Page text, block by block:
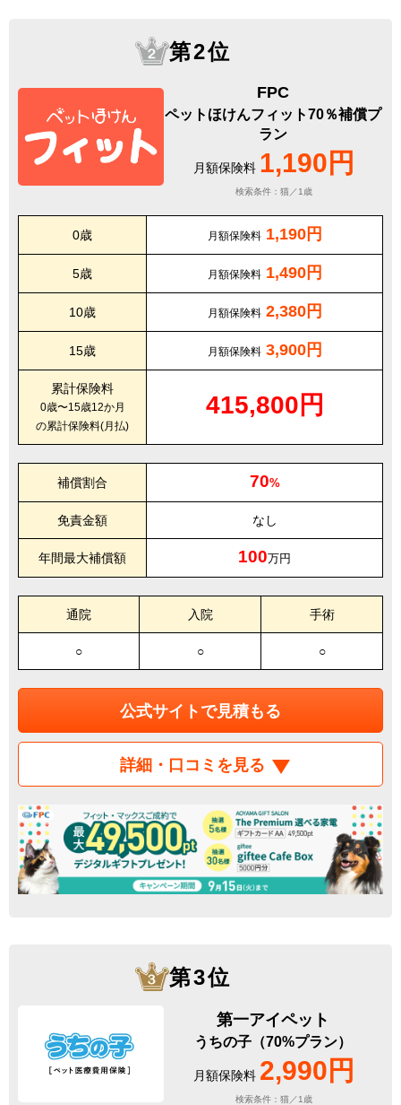
第2位
FPC
ペットほけんフィット70％補償プ
ラン
月額保険料 1,190円
検索条件：猫／1歳
0歳 月額保険料 1,190円
5歳 月額保険料 1,490円
10歳 月額保険料 2,380円
15歳 月額保険料 3,900円
累計保険料
0歳〜15歳12か月
の累計保険料(月払)
415,800円
補償割合 70%
免責金額 なし
年間最大補償額 100万円
通院 入院 手術
○ ○ ○
公式サイトで見積もる
詳細・口コミを見る
第3位
第一アイペット
うちの子（70%プラン）
月額保険料 2,990円
検索条件：猫／1歳